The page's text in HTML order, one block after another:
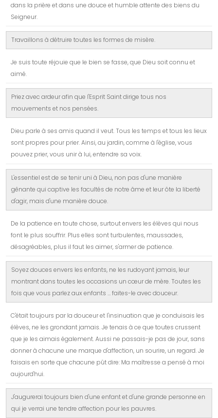
dans la prière et dans une douce et humble attente des biens du
Seigneur.
Travaillons à détruire toutes les formes de misère.
Je suis toute réjouie que le bien se fasse, que Dieu soit connu et
aimé.
Priez avec ardeur afin que l'Esprit Saint dirige tous nos
mouvements et nos pensées.
Dieu parle à ses amis quand il veut. Tous les temps et tous les lieux
sont propres pour prier. Ainsi, au jardin, comme à l'église, vous
pouvez prier, vous unir à lui, entendre sa voix.
L'essentiel est de se tenir uni à Dieu, non pas d'une manière
gênante qui captive les facultés de notre âme et leur ôte la liberté
d'agir, mais d'une manière douce.
De la patience en toute chose, surtout envers les élèves qui nous
font le plus souffrir. Plus elles sont turbulentes, maussades,
désagréables, plus il faut les aimer, s'armer de patience.
Soyez douces envers les enfants, ne les rudoyant jamais, leur
montrant dans toutes les occasions un cœur de mère. Toutes les
fois que vous parlez aux enfants … faites-le avec douceur.
C'était toujours par la douceur et l'insinuation que je conduisais les
élèves, ne les grondant jamais. Je tenais à ce que toutes crussent
que je les aimais également. Aussi ne passais-je pas de jour, sans
donner à chacune une marque d'affection, un sourire, un regard. Je
faisais en sorte que chacune pût dire: Ma maîtresse a pensé à moi
aujourd'hui.
J'augurerai toujours bien d'une enfant et d'une grande personne en
qui je verrai une tendre affection pour les pauvres.